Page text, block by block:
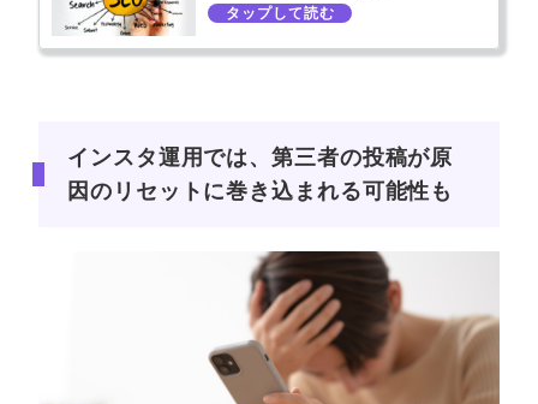
インスタ運用では、第三者の投稿が原
因のリセットに巻き込まれる可能性も